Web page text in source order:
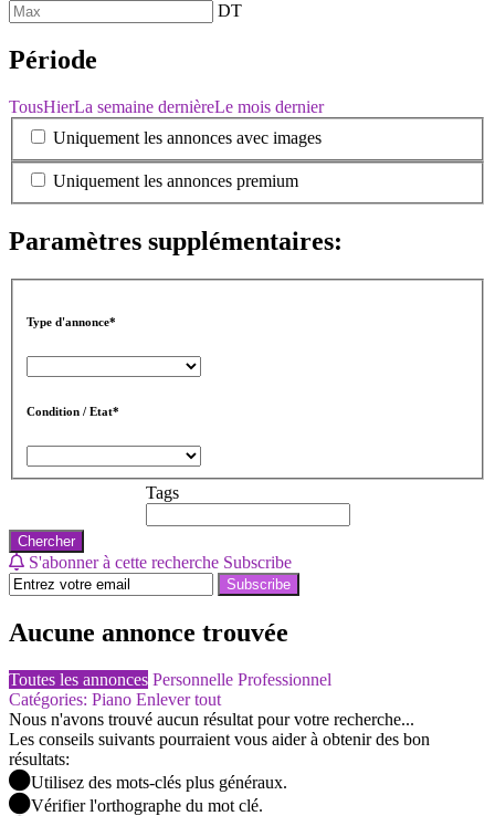
DT
Période
TousHierLa semaine dernièreLe mois dernier
Uniquement les annonces avec images
Uniquement les annonces premium
Paramètres supplémentaires:
Type d'annonce*
Condition / Etat*
Tags
Chercher
S'abonner à cette recherche Subscribe
Subscribe
Aucune annonce trouvée
Toutes les annonces Personnelle Professionnel
Catégories: Piano Enlever tout
Nous n'avons trouvé aucun résultat pour votre recherche...
Les conseils suivants pourraient vous aider à obtenir des bon
résultats:
Utilisez des mots-clés plus généraux.
Vérifier l'orthographe du mot clé.